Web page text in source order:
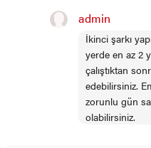
admin
İkinci şarkı
yerde en az 2
çalıştıktan
edebilirsiniz.
zorunlu gün
olabilirsiniz.